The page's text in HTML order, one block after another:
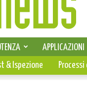
DI ELETTRONICA
APPLICAZIONI
& Ispezione